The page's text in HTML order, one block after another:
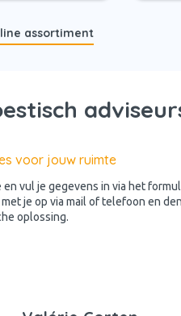
assortiment
voor jouw ruimte
vul je gegevens in via het
je op via mail of telefoon en
oplossing.